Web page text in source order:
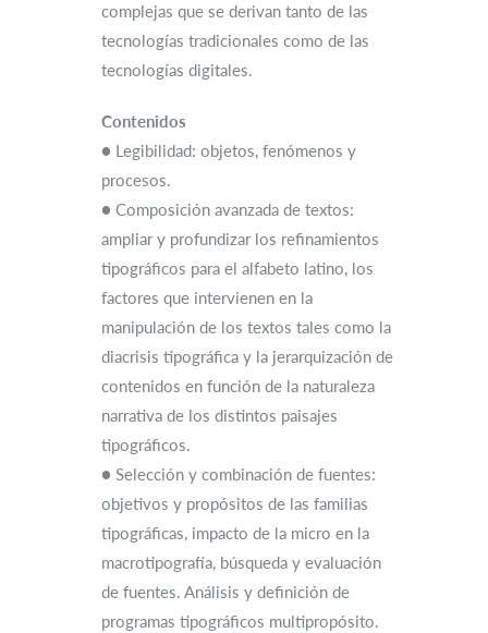
complejas que se derivan tanto de las
tecnologías tradicionales como de las
tecnologías digitales.
Contenidos
● Legibilidad: objetos, fenómenos y
procesos.
● Composición avanzada de textos:
ampliar y profundizar los refinamientos
tipográficos para el alfabeto latino, los
factores que intervienen en la
manipulación de los textos tales como la
diacrisis tipográfica y la jerarquización de
contenidos en función de la naturaleza
narrativa de los distintos paisajes
tipográficos.
● Selección y combinación de fuentes:
objetivos y propósitos de las familias
tipográficas, impacto de la micro en la
macrotipografía, búsqueda y evaluación
de fuentes. Análisis y definición de
programas tipográficos multipropósito.